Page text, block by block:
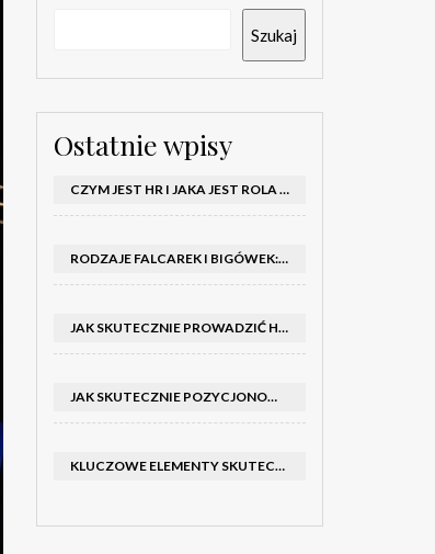
Szukaj
Ostatnie wpisy
CZYM JEST HR I JAKA JEST ROLA DZIAŁU HR W FIRMIE
RODZAJE FALCAREK I BIGÓWEK: JAKIE WYBRAĆ DO PRODUKCJI?
JAK SKUTECZNIE PROWADZIĆ HOSTESSY NA TARGACH: PORADNIK I SZKOLENIA
JAK SKUTECZNIE POZYCJONOWAĆ SKLEP SHOPER: KLUCZOWE KROKI I STRATEGIE
KLUCZOWE ELEMENTY SKUTECZNEGO KATALOGU FIRMOWEGO I BROSZURY